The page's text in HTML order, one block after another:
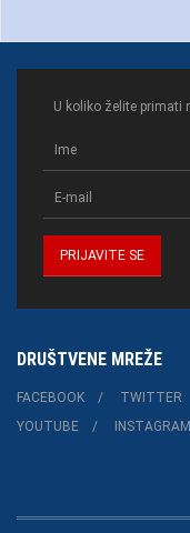
U koliko želite primati
DRUŠTVENE MREŽE
FACEBOOK TWITTER
YOUTUBE
INSTAGRAM